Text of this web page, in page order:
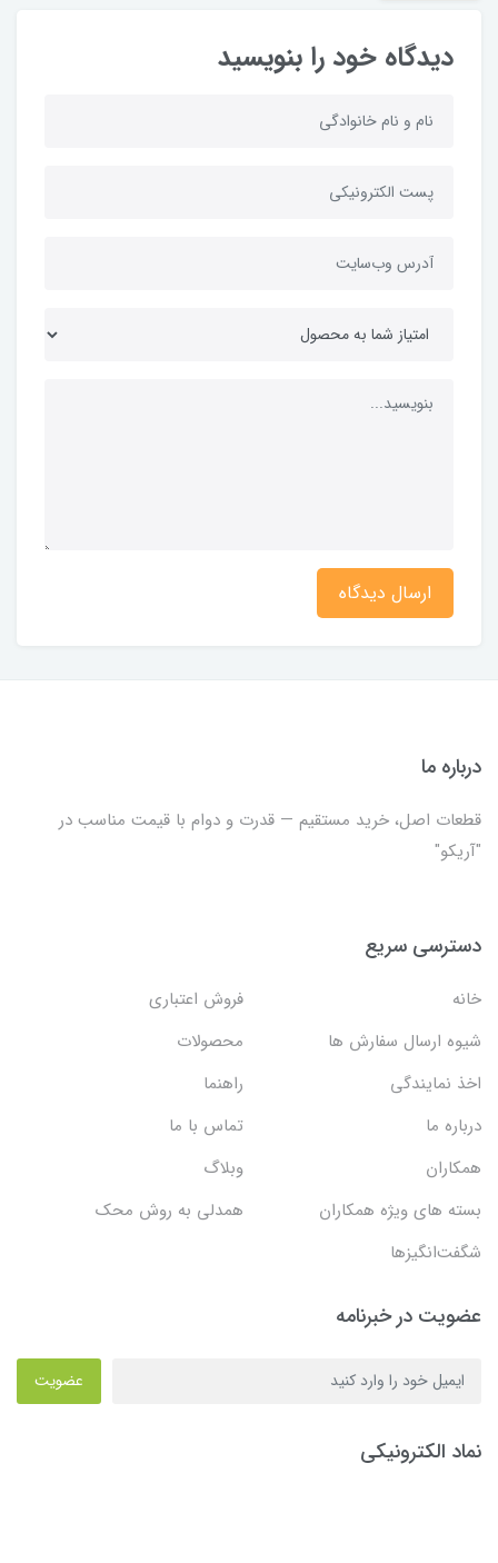
دیدگاه خود را بنویسید
ارسال دیدگاه
درباره ما
قطعات اصل، خرید مستقیم — قدرت و دوام با قیمت مناسب در
"آریکو"
دسترسی سریع
خانه
فروش اعتباری
شیوه ارسال سفارش ها
محصولات
اخذ نمایندگی
راهنما
درباره ما
تماس با ما
همکاران
وبلاگ
بسته های ویژه همکاران
همدلی به روش محک
شگفت‌انگیزها
عضویت در خبرنامه
عضویت
نماد الکترونیکی